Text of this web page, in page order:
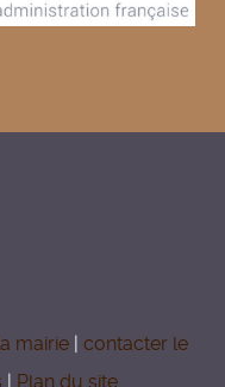
mairie | contacter le
| Plan du site